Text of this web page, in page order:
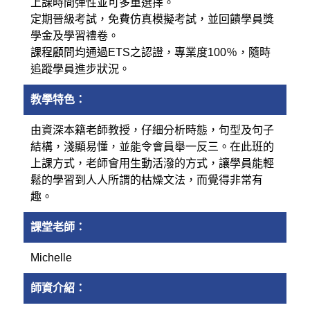
上課時間彈性並可多重選擇。
定期晉級考試，免費仿真模擬考試，並回饋學員獎
學金及學習禮卷。
課程顧問均通過ETS之認證，專業度100％，隨時
追蹤學員進步狀況。
教學特色：
由資深本籍老師教授，仔細分析時態，句型及句子
結構，淺顯易懂，並能令會員舉一反三。在此班的
上課方式，老師會用生動活潑的方式，讓學員能輕
鬆的學習到人人所謂的枯燥文法，而覺得非常有
趣。
課堂老師：
Michelle
師資介紹：